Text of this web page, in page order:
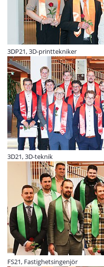
3DP21, 3D-printtekniker
3D21, 3D-teknik
FS21, Fastighetsingenjör